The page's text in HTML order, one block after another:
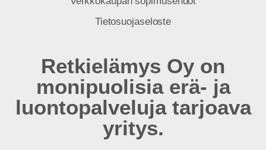
Tietosuojaseloste
Retkielämys Oy on
monipuolisia erä- ja
luontopalveluja tarjoava
yritys.